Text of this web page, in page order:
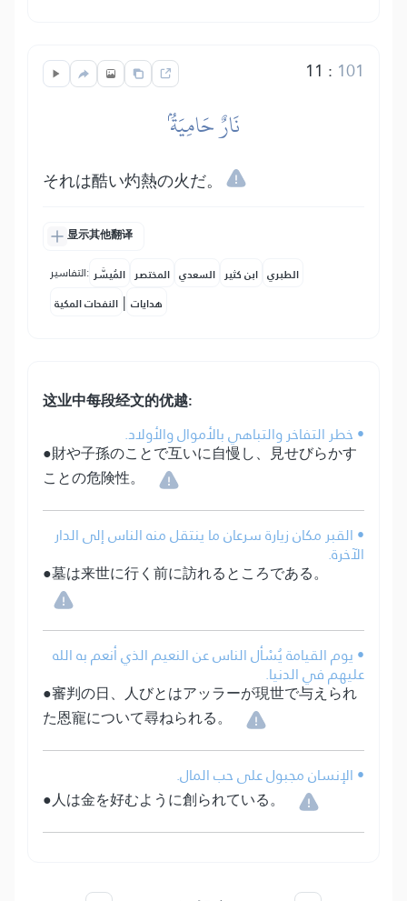
11 : 101
نَارٌ حَامِيَةُۢ
それは酷い灼熱の火だ。
显示其他翻译
التفاسير: المُيسَّر المختصر السعدي ابن كثير الطبري
النفحات المكية | هدايات
这业中每段经文的优越:
• خطر التفاخر والتباهي بالأموال والأولاد.
●財や子孫のことで互いに自慢し、見せびらかす
ことの危険性。
• القبر مكان زيارة سرعان ما ينتقل منه الناس إلى الدار
الآخرة.
●墓は来世に行く前に訪れるところである。
• يوم القيامة يُسْأل الناس عن النعيم الذي أنعم به الله
عليهم في الدنيا.
●審判の日、人びとはアッラーが現世で与えられ
た恩寵について尋ねられる。
• الإنسان مجبول على حب المال.
●人は金を好むように創られている。